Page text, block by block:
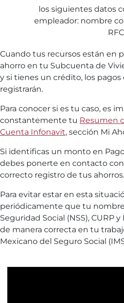
los siguientes datos
empleador: nombre
Cuando tus recursos están en
ahorro en tu Subcuenta de
y si tienes un crédito, los pagos
registrarán.
Para conocer si es tu caso, es
constantemente tu Resumen
Cuenta Infonavit, sección Mi
Si identificas un monto en
debes ponerte en contacto
correcto registro de tus ahorros.
Para evitar estar en esta
periódicamente que tu
Seguridad Social (NSS), CURP
de manera correcta en tu
Mexicano del Seguro Social